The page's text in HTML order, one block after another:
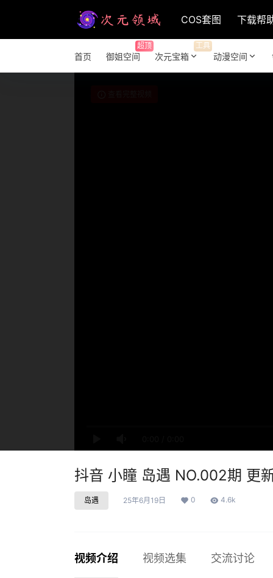
COS套图 下载帮
首页 御姐空间
超顶
次元宝箱
工具
动漫空间
抖音 小瞳 岛遇 NO.002期 更
岛遇 25年6月19日 0 4.6k
视频介绍 视频选集 交流讨论